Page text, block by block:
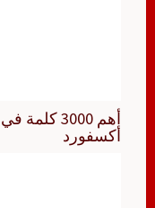
أهم 3000
أكسفورد